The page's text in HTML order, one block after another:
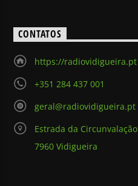
CONTATOS
https://radiovidigueira.pt
+351 284 437 001
geral@radiovidigueira.pt
Estrada da Circunvalação
7960 Vidigueira